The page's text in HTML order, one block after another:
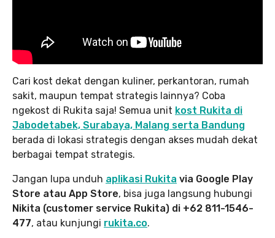
Cari kost dekat dengan kuliner, perkantoran, rumah
sakit, maupun tempat strategis lainnya? Coba
ngekost di Rukita saja! Semua unit kost Rukita di
Jabodetabek, Surabaya, Malang serta Bandung
berada di lokasi strategis dengan akses mudah dekat
berbagai tempat strategis.
Jangan lupa unduh aplikasi Rukita via Google Play
Store atau App Store, bisa juga langsung hubungi
Nikita (customer service Rukita) di +62 811-1546-
477, atau kunjungi rukita.co.